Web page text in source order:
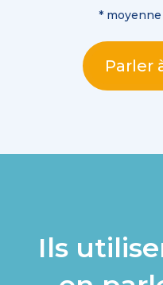
*
Parler
Ils